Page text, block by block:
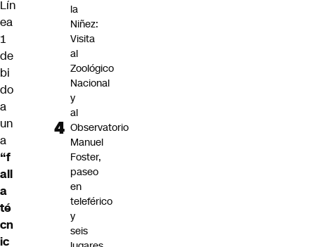
Lín
ea
1
de
bi
do
a
un
a
“f
all
a
té
cn
ic
la
Niñez:
Visita
al
Zoológico
Nacional
y
al
Observatorio
Manuel
Foster,
paseo
en
teleférico
y
seis